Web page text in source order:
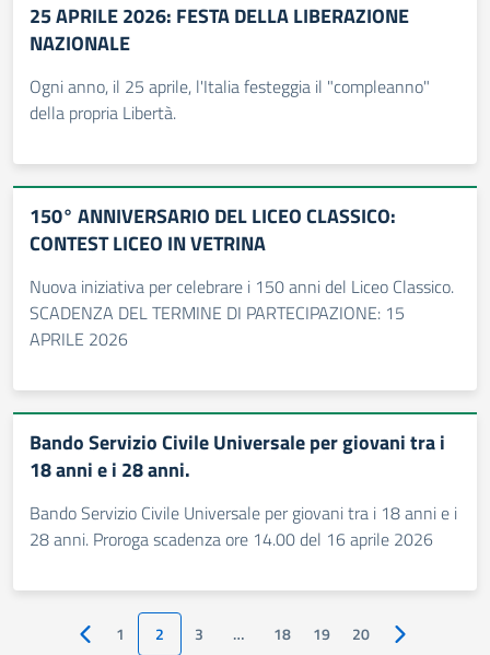
25 APRILE 2026: FESTA DELLA LIBERAZIONE
NAZIONALE
Ogni anno, il 25 aprile, l'Italia festeggia il "compleanno"
della propria Libertà.
150° ANNIVERSARIO DEL LICEO CLASSICO:
CONTEST LICEO IN VETRINA
Nuova iniziativa per celebrare i 150 anni del Liceo Classico.
SCADENZA DEL TERMINE DI PARTECIPAZIONE: 15
APRILE 2026
Bando Servizio Civile Universale per giovani tra i
18 anni e i 28 anni.
Bando Servizio Civile Universale per giovani tra i 18 anni e i
28 anni. Proroga scadenza ore 14.00 del 16 aprile 2026
Pagina precedente
1 2 3 … 18 19 20 Pagina